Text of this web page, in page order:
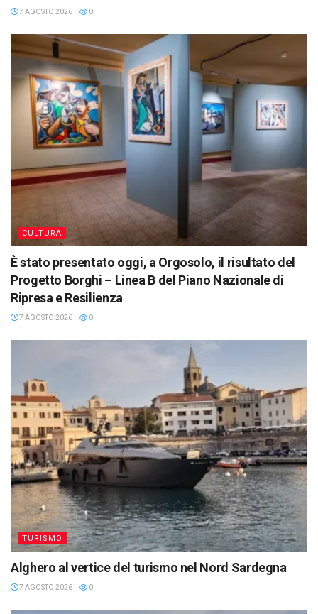
7 AGOSTO 2026 0
CULTURA
È stato presentato oggi, a Orgosolo, il risultato del
Progetto Borghi – Linea B del Piano Nazionale di
Ripresa e Resilienza
7 AGOSTO 2026 0
TURISMO
Alghero al vertice del turismo nel Nord Sardegna
7 AGOSTO 2026 0